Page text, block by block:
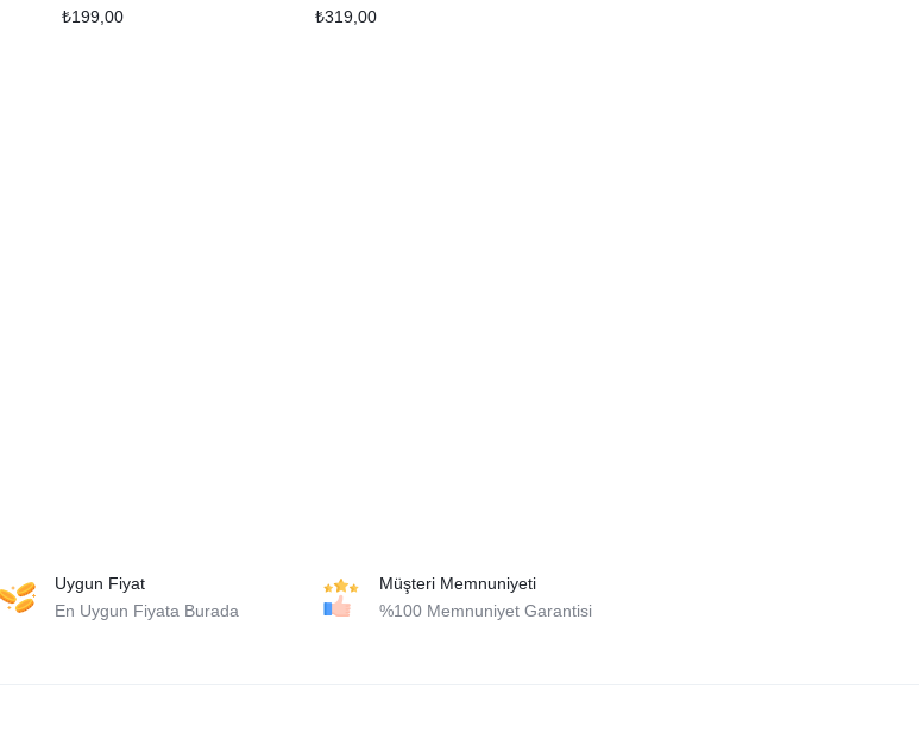
₺199,00 ₺319,00
Uygun Fiyat
En Uygun Fiyata Burada
Müşteri Memnuniyeti
%100 Memnuniyet Garantisi